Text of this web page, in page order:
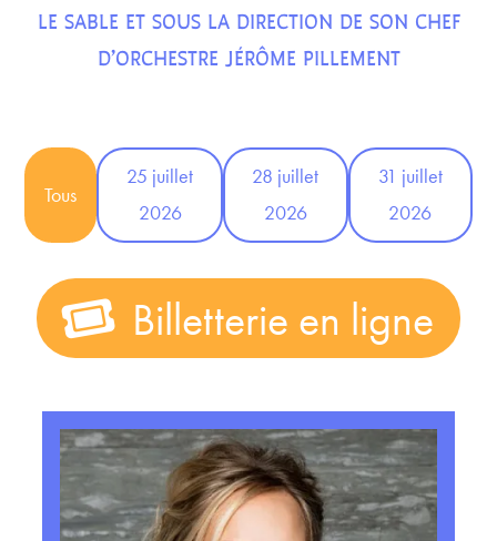
LE SABLE ET SOUS LA DIRECTION DE SON CHEF
D’ORCHESTRE JÉRÔME PILLEMENT
Tous
25 juillet
2026
28 juillet
2026
31 juillet
2026
Billetterie en ligne